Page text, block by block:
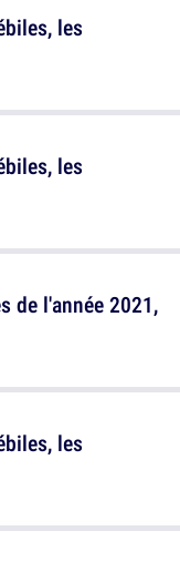
les
de l'année 2021,
les
les